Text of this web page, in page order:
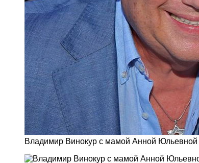
Владимир Винокур с мамой Анной Юльевной